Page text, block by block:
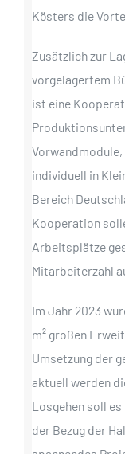
Kösters die
Zusätzlich zur
vorgelagertem
ist eine
individuell in
Bereich
Kooperation
Arbeitsplätze
Mitarbeiterzahl
Im Jahr 2023
m² großen
Umsetzung der
aktuell werden
Losgehen soll
der Bezug der